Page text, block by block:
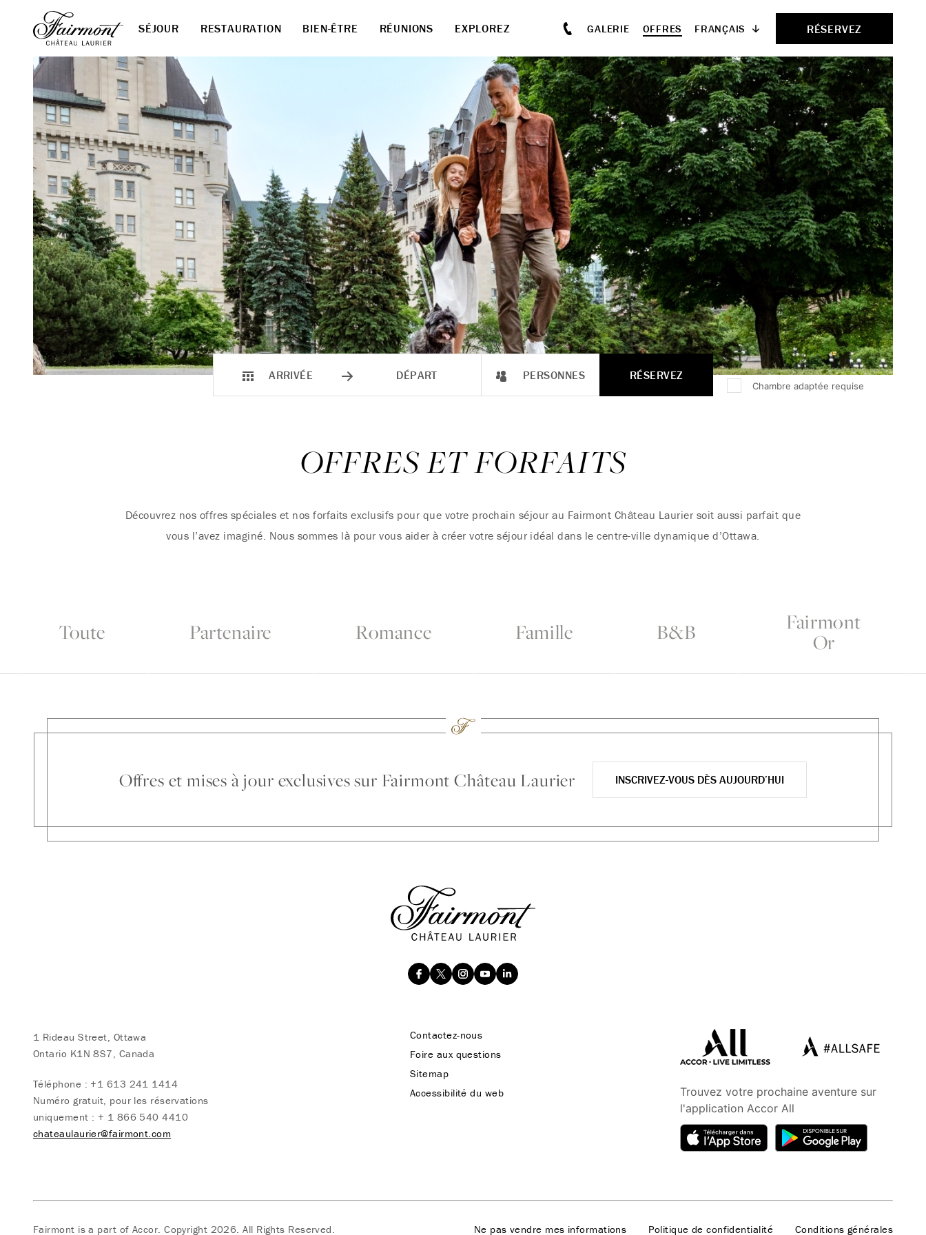
Skip to main content
SÉJOUR RESTAURATION BIEN-ÊTRE RÉUNIONS EXPLOREZ GALERIE OFFRES FRANÇAIS RÉSERVEZ
ARRIVÉE DÉPART PERSONNES
Chambre adaptée requise
RÉSERVEZ
OFFRES ET FORFAITS
Découvrez nos offres spéciales et nos forfaits exclusifs pour que votre prochain séjour au Fairmont Château Laurier soit aussi parfait que
vous l’avez imaginé. Nous sommes là pour vous aider à créer votre séjour idéal dans le centre-ville dynamique d’Ottawa.
Toute Partenaire Romance Famille B&B
Fairmont
Or
Offres et mises à jour exclusives sur Fairmont Château Laurier INSCRIVEZ-VOUS DÈS AUJOURD’HUI
1 Rideau Street, Ottawa
Ontario K1N 8S7, Canada
Téléphone : +1 613 241 1414
Numéro gratuit, pour les réservations
uniquement : + 1 866 540 4410
chateaulaurier@fairmont.com
Contactez-nous
Foire aux questions
Sitemap
Accessibilité du web
Trouvez votre prochaine aventure sur
l'application Accor All
Fairmont is a part of Accor. Copyright 2026. All Rights Reserved. Ne pas vendre mes informations Politique de confidentialité Conditions générales